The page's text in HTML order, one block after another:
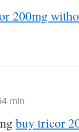
200mg
min
buy tricor